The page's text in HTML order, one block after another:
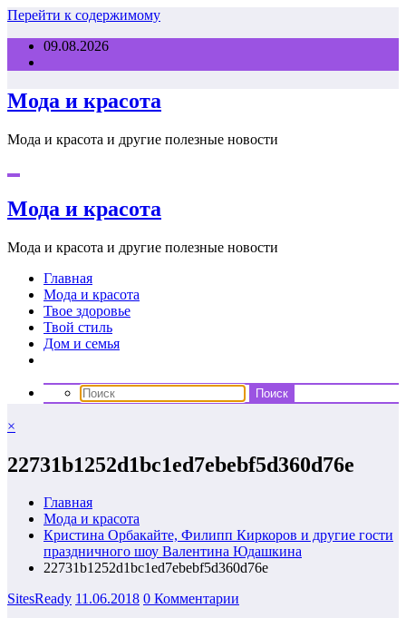
Перейти к содержимому
09.08.2026
Мода и красота
Мода и красота и другие полезные новости
Мода и красота
Мода и красота и другие полезные новости
Главная
Мода и красота
Твое здоровье
Твой стиль
Дом и семья
×
22731b1252d1bc1ed7ebebf5d360d76e
Главная
Мода и красота
Кристина Орбакайте, Филипп Киркоров и другие гости
праздничного шоу Валентина Юдашкина
22731b1252d1bc1ed7ebebf5d360d76e
SitesReady 11.06.2018 0 Комментарии